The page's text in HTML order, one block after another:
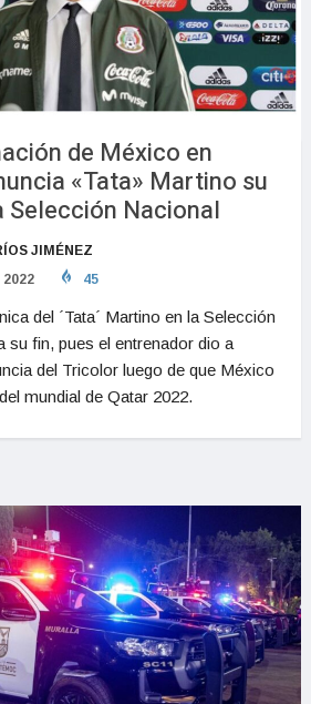
de México en
«Tata» Martino su
Selección Nacional
JIMÉNEZ
45
del ´Tata´ Martino en la Selección
su fin, pues el entrenador dio a
del Tricolor luego de que México
mundial de Qatar 2022.